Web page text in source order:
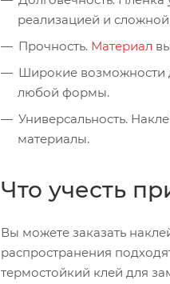
реализацией и сложной
Прочность. Материал
Широкие возможности
любой формы.
Универсальность.
материалы.
Что учесть
Вы можете заказать
распространения
термостойкий клей для